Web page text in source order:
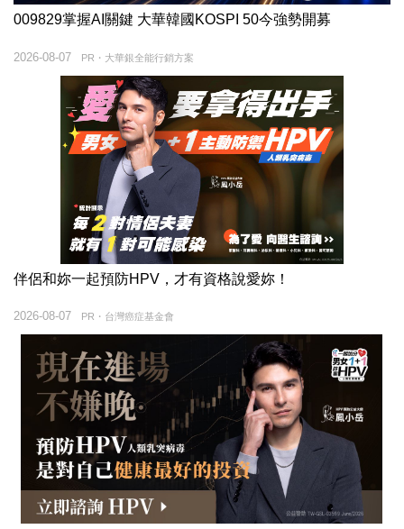
009829掌握AI關鍵 大華韓國KOSPI 50今強勢開募
PR・大華銀全能行銷方案
2026-08-07
伴侶和妳一起預防HPV，才有資格說愛妳！
PR・台灣癌症基金會
2026-08-07